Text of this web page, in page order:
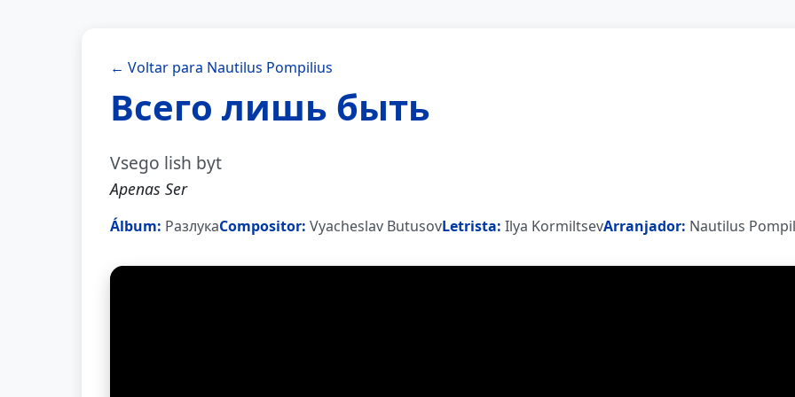
← Voltar para Nautilus Pompilius
Всего лишь быть
Vsego lish byt
Apenas Ser
Álbum: РазлукаCompositor: Vyacheslav ButusovLetrista: Ilya KormiltsevArranjador: Nautilus